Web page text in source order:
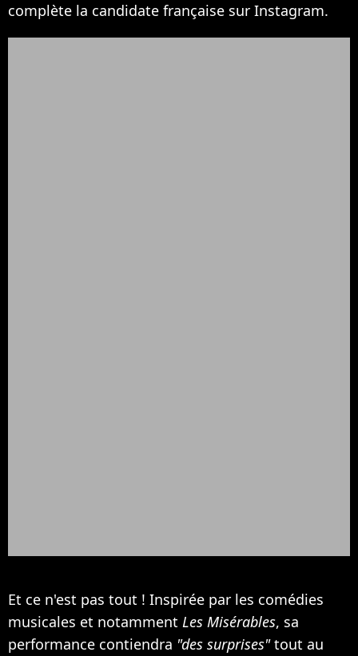
complète la candidate française sur Instagram.
Et ce n'est pas tout ! Inspirée par les comédies
musicales et notamment Les Misérables, sa
performance contiendra "des surprises"tout au